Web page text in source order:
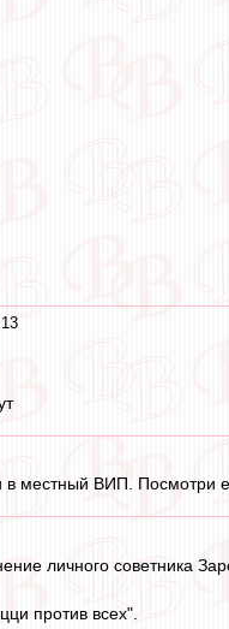
в местный ВИП. Посмотри
личного советника
против всех".